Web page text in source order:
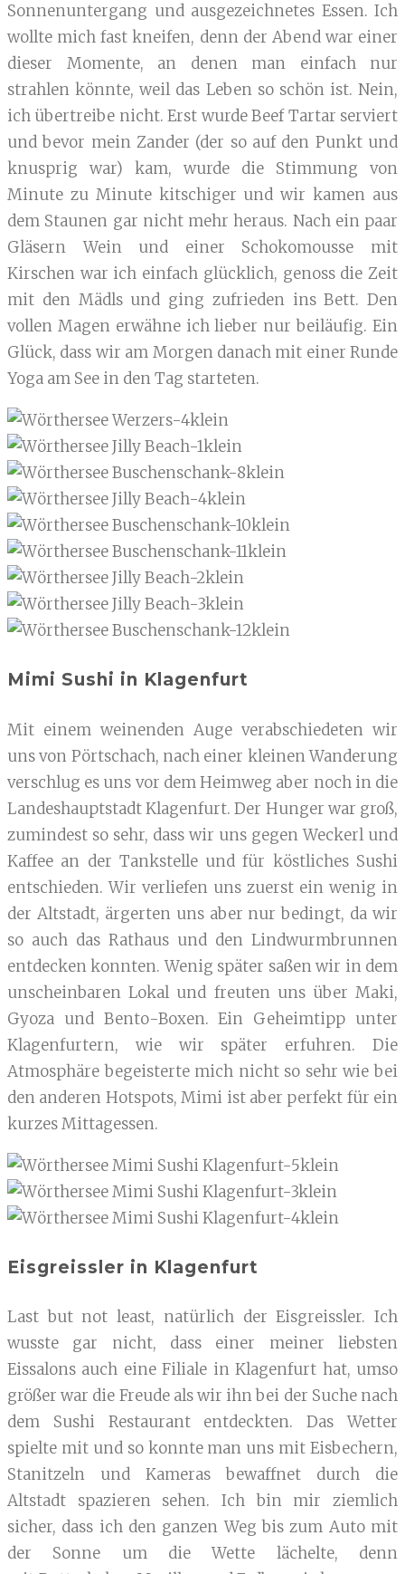
Sonnenuntergang und ausgezeichnetes Essen. Ich
wollte mich fast kneifen, denn der Abend war einer
dieser Momente, an denen man einfach nur
strahlen könnte, weil das Leben so schön ist. Nein,
ich übertreibe nicht. Erst wurde Beef Tartar serviert
und bevor mein Zander (der so auf den Punkt und
knusprig war) kam, wurde die Stimmung von
Minute zu Minute kitschiger und wir kamen aus
dem Staunen gar nicht mehr heraus. Nach ein paar
Gläsern Wein und einer Schokomousse mit
Kirschen war ich einfach glücklich, genoss die Zeit
mit den Mädls und ging zufrieden ins Bett. Den
vollen Magen erwähne ich lieber nur beiläufig. Ein
Glück, dass wir am Morgen danach mit einer Runde
Yoga am See in den Tag starteten.
Mimi Sushi in Klagenfurt
Mit einem weinenden Auge verabschiedeten wir
uns von Pörtschach, nach einer kleinen Wanderung
verschlug es uns vor dem Heimweg aber noch in die
Landeshauptstadt Klagenfurt. Der Hunger war groß,
zumindest so sehr, dass wir uns gegen Weckerl und
Kaffee an der Tankstelle und für köstliches Sushi
entschieden. Wir verliefen uns zuerst ein wenig in
der Altstadt, ärgerten uns aber nur bedingt, da wir
so auch das Rathaus und den Lindwurmbrunnen
entdecken konnten. Wenig später saßen wir in dem
unscheinbaren Lokal und freuten uns über Maki,
Gyoza und Bento-Boxen. Ein Geheimtipp unter
Klagenfurtern, wie wir später erfuhren. Die
Atmosphäre begeisterte mich nicht so sehr wie bei
den anderen Hotspots, Mimi ist aber perfekt für ein
kurzes Mittagessen.
Eisgreissler in Klagenfurt
Last but not least, natürlich der Eisgreissler. Ich
wusste gar nicht, dass einer meiner liebsten
Eissalons auch eine Filiale in Klagenfurt hat, umso
größer war die Freude als wir ihn bei der Suche nach
dem Sushi Restaurant entdeckten. Das Wetter
spielte mit und so konnte man uns mit Eisbechern,
Stanitzeln und Kameras bewaffnet durch die
Altstadt spazieren sehen. Ich bin mir ziemlich
sicher, dass ich den ganzen Weg bis zum Auto mit
der Sonne um die Wette lächelte, denn